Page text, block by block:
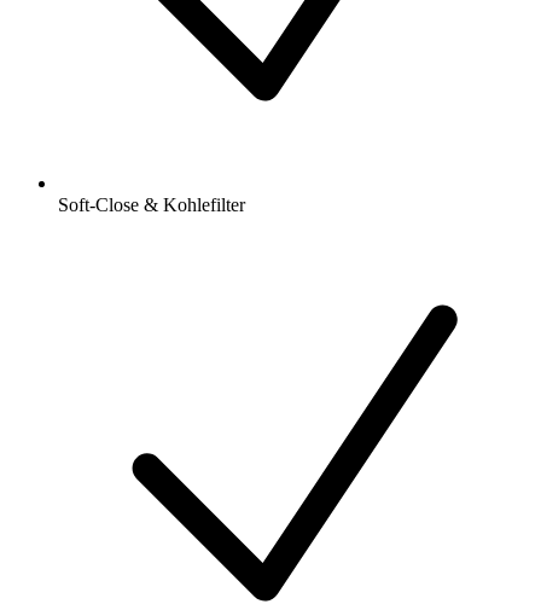
Soft-Close & Kohlefilter